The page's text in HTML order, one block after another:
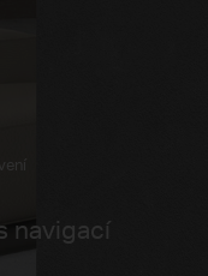
navigací